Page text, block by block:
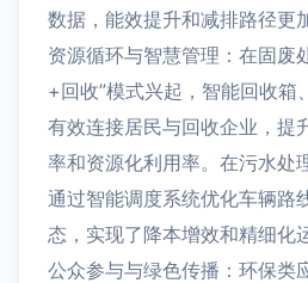
数据，能效提升和减排路径更
资源循环与智慧管理：在固废
+回收”模式兴起，智能回收箱
有效连接居民与回收企业，提
率和资源化利用率。在污水处
通过智能调度系统优化车辆路
态，实现了降本增效和精细化
公众参与与绿色传播：环保类